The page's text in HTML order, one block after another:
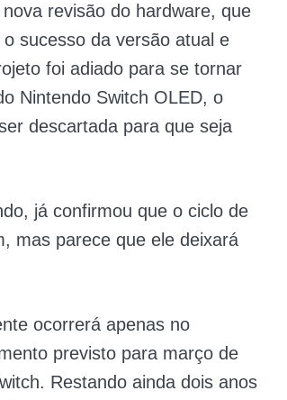
revisão do hardware, que
sucesso da versão atual e
foi adiado para se tornar
Nintendo Switch OLED, o
descartada para que seja
já confirmou que o ciclo de
mas parece que ele deixará
ocorrerá apenas no
previsto para março de
Restando ainda dois anos